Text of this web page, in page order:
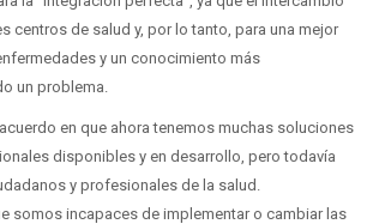
centros de salud y, por lo tanto, para una mejor
y un conocimiento más
un problema.
en que ahora tenemos muchas soluciones
disponibles y en desarrollo, pero todavía
y profesionales de la salud.
somos incapaces de implementar o cambiar las